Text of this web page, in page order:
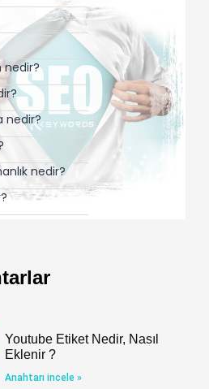
nedir?
nedir?
nedir?
Youtube Etiket Nedir, Nasıl
Eklenir ?
Anahtarı incele »